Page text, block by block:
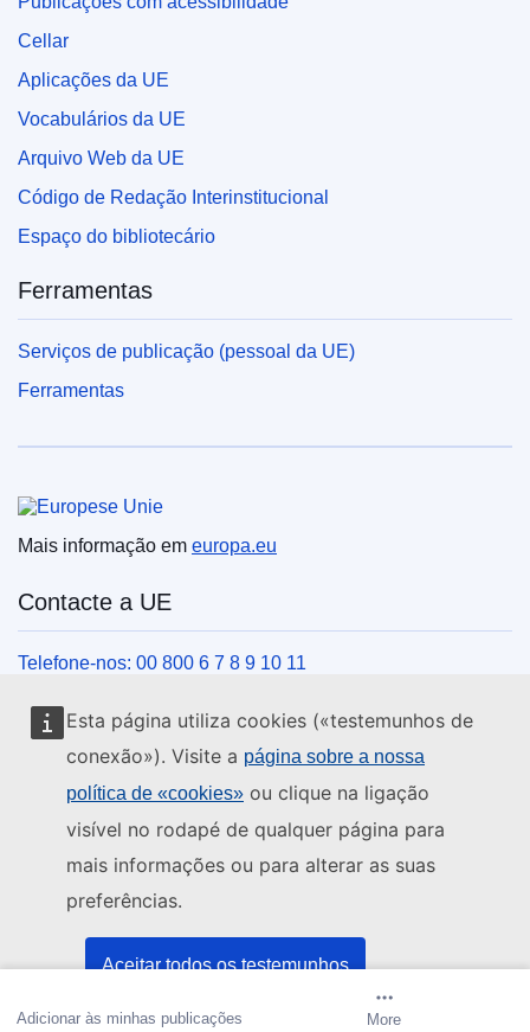
Esta página utiliza cookies («testemunhos de
conexão»). Visite a página sobre a nossa
política de «cookies» ou clique na ligação
visível no rodapé de qualquer página para
mais informações ou para alterar as suas
preferências.
Aceitar todos os testemunhos
Aceitar apenas os testemunhos essenciais
Adicionar às minhas publicações Criar alerta
More
Cellar
Aplicações da UE
Vocabulários da UE
Arquivo Web da UE
Código de Redação Interinstitucional
Espaço do bibliotecário
Ferramentas
Serviços de publicação (pessoal da UE)
Ferramentas
Mais informação em europa.eu
Contacte a UE
Telefone-nos: 00 800 6 7 8 9 10 11
Veja outros contactos telefónicos
Chegue a nós pelo nosso formulário
Venha ter connosco a um centro da UE
Encontre os canais da UE nas redes sociais
Instituições e organismos da UE
Pesquisar todas as instituições e órgãos da UE